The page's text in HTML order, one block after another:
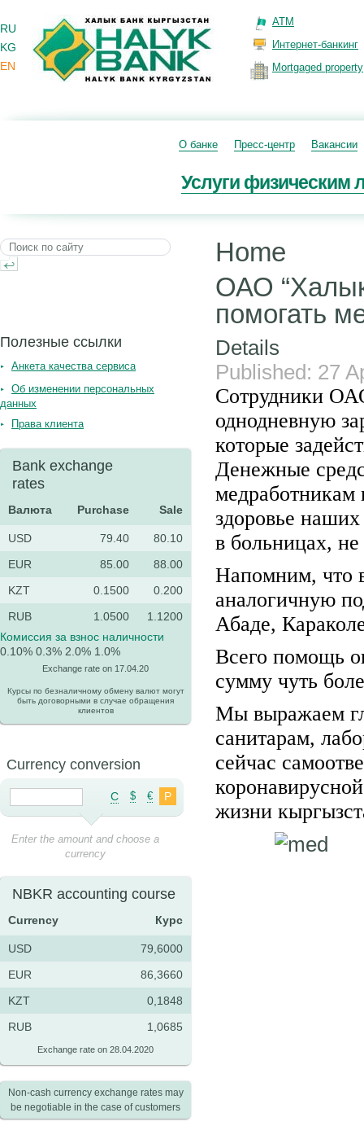
RU
KG
EN
ATM
Интернет-банкинг
Mortgaged property
О банке Пресс-центр Вакансии
Услуги физическим
Home
ОАО
помогать
Details
Published: 27
Сотрудники
однодневную
которые
Денежные
медработникам
здоровье
в больницах,
Напомним, что
аналогичную
Абаде,
Всего помощь
сумму чуть
Мы выражаем
санитарам,
сейчас
жизни
Полезные ссылки
Анкета качества сервиса
Об изменении персональных
данных
Права клиента
Bank exchange
rates
Валюта Purchase Sale
USD 79.40
80.10
EUR
85.00
88.00
KZT
0.1500
0.200
RUB
1.0500
1.1200
Комиссия за взнос наличности
0.10% 0.3% 2.0% 1.0%
Exchange rate on 17.04.20
Курсы по безналичному обмену валют могут
быть договорными в случае обращения
клиентов
Currency conversion
C $ € Р
Enter the amount and choose a
currency
NBKR accounting course
Currency Курс
USD
79,6000
EUR
86,3660
KZT
0,1848
RUB
1,0685
Exchange rate on 28.04.2020
Non-cash currency exchange rates may
be negotiable in the case of customers